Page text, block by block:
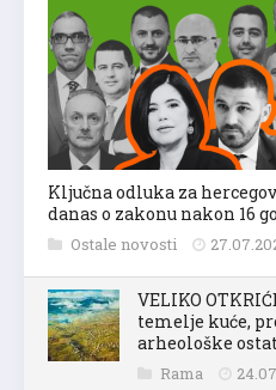
Ključna odluka za
danas o zakonu nakon 16
Ostale novosti
VELIKO
temelje kuće,
arheološke
Rama